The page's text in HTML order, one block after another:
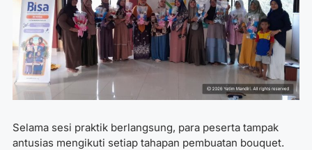
Selama sesi praktik berlangsung, para peserta tampak
antusias mengikuti setiap tahapan pembuatan bouquet.